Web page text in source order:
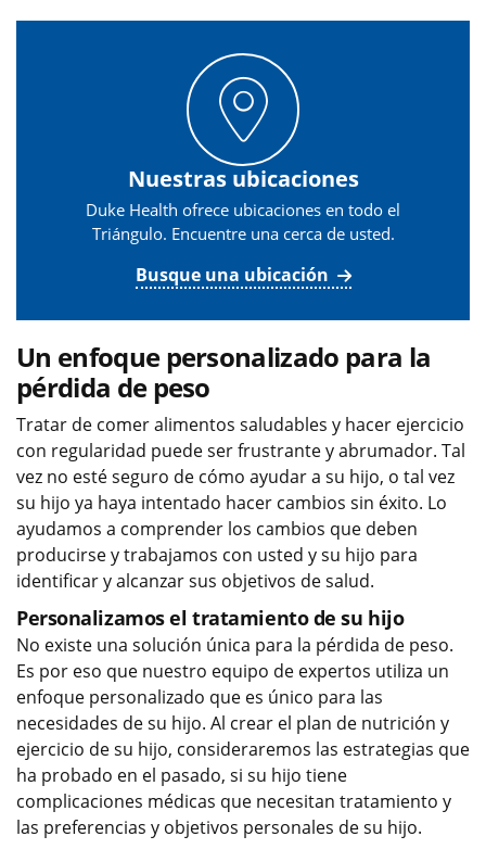
Nuestras ubicaciones
Duke Health ofrece ubicaciones en todo el
Triángulo. Encuentre una cerca de usted.
Busque una ubicación
Un enfoque personalizado para la
pérdida de peso
Tratar de comer alimentos saludables y hacer ejercicio
con regularidad puede ser frustrante y abrumador. Tal
vez no esté seguro de cómo ayudar a su hijo, o tal vez
su hijo ya haya intentado hacer cambios sin éxito. Lo
ayudamos a comprender los cambios que deben
producirse y trabajamos con usted y su hijo para
identificar y alcanzar sus objetivos de salud.
Personalizamos el tratamiento de su hijo
No existe una solución única para la pérdida de peso.
Es por eso que nuestro equipo de expertos utiliza un
enfoque personalizado que es único para las
necesidades de su hijo. Al crear el plan de nutrición y
ejercicio de su hijo, consideraremos las estrategias que
ha probado en el pasado, si su hijo tiene
complicaciones médicas que necesitan tratamiento y
las preferencias y objetivos personales de su hijo.